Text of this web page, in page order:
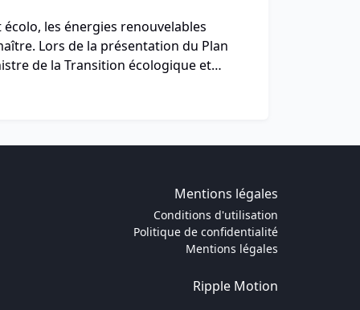
les énergies renouvelables
Lors de la présentation du Plan
de la Transition écologique et
2040, au profit de nouvelles solutions
et autonome. Mais aujourd’hui, le
ce ? Une voiture sans bruit, sans odeur,
messieurs, mais c’est l’avenir…
Mentions légales
Conditions d'utilisation
Politique de confidentialité
Mentions légales
Ripple Motion